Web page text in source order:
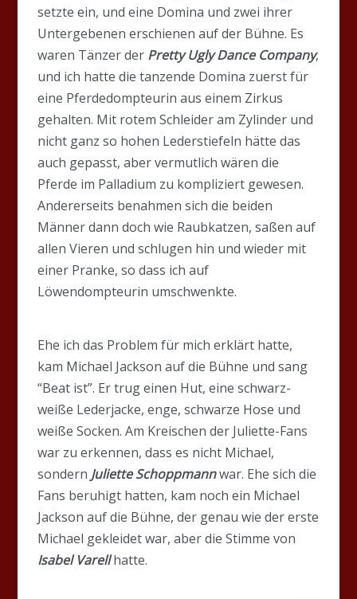
setzte ein, und eine Domina und zwei ihrer
Untergebenen erschienen auf der Bühne. Es
waren Tänzer der Pretty Ugly Dance Company,
und ich hatte die tanzende Domina zuerst für
eine Pferdedompteurin aus einem Zirkus
gehalten. Mit rotem Schleider am Zylinder und
nicht ganz so hohen Lederstiefeln hätte das
auch gepasst, aber vermutlich wären die
Pferde im Palladium zu kompliziert gewesen.
Andererseits benahmen sich die beiden
Männer dann doch wie Raubkatzen, saßen auf
allen Vieren und schlugen hin und wieder mit
einer Pranke, so dass ich auf
Löwendompteurin umschwenkte.
Ehe ich das Problem für mich erklärt hatte,
kam Michael Jackson auf die Bühne und sang
“Beat ist”. Er trug einen Hut, eine schwarz-
weiße Lederjacke, enge, schwarze Hose und
weiße Socken. Am Kreischen der Juliette-Fans
war zu erkennen, dass es nicht Michael,
sondern Juliette Schoppmannwar. Ehe sich die
Fans beruhigt hatten, kam noch ein Michael
Jackson auf die Bühne, der genau wie der erste
Michael gekleidet war, aber die Stimme von
Isabel Varellhatte.